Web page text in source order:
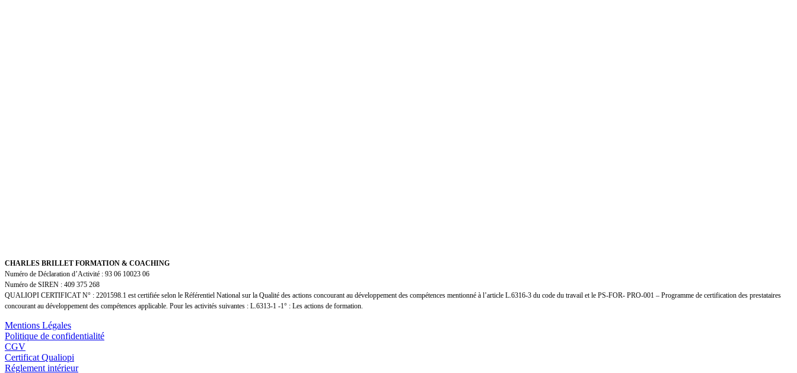
CHARLES BRILLET FORMATION & COACHING
Numéro de Déclaration d’Activité : 93 06 10023 06
Numéro de SIREN : 409 375 268
QUALIOPI CERTIFICAT N° : 2201598.1 est certifiée selon le Référentiel National sur la Qualité des actions concourant au développement des compétences mentionné à l’article L.6316-3 du code du travail et le PS-FOR- PRO-001 – Programme de certification des prestataires
concourant au développement des compétences applicable. Pour les activités suivantes : L.6313-1 -1° : Les actions de formation.
Mentions Légales
Politique de confidentialité
CGV
Certificat Qualiopi
Réglement intérieur